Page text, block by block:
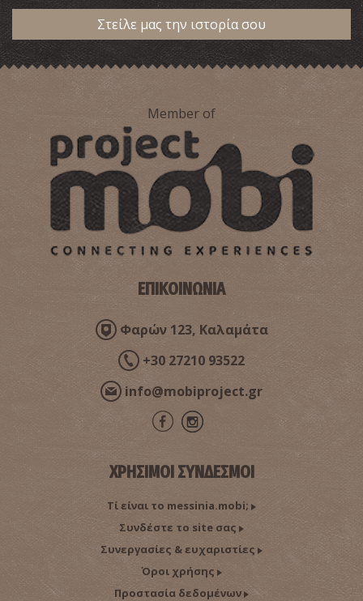
Στείλε μας την ιστορία σου
Member of
ΕΠΙΚΟΙΝΩΝΙΑ
Φαρών 123, Καλαμάτα
+30 27210 93522
info@mobiproject.gr
ΧΡΗΣΙΜΟΙ ΣΥΝΔΕΣΜΟΙ
Τί είναι το messinia.mobi;
Συνδέστε το site σας
Συνεργασίες & ευχαριστίες
Όροι χρήσης
Προστασία δεδομένων